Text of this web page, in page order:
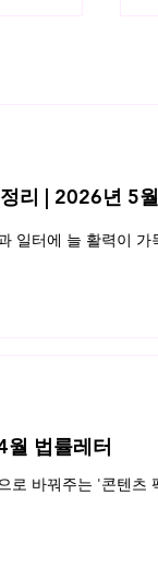
시죄
리 | 2026년 5
일터에 늘 활력이 가
월 법률레터
로 바꿔주는 '콘텐츠